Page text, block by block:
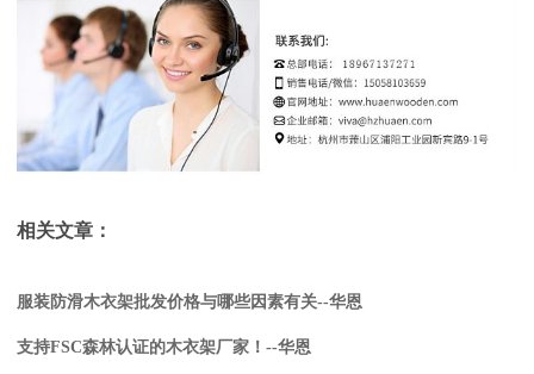
相关文章：
服装防滑木衣架批发价格与哪些因素有关--华恩
支持FSC森林认证的木衣架厂家！--华恩